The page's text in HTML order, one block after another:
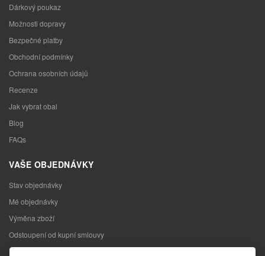
Dárkový poukaz
Možnosti dopravy
Bezpečné platby
Obchodní podmínky
Ochrana osobních údajů
Recenze
Jak vybrat obal
Blog
FAQs
VAŠE OBJEDNÁVKY
Stav objednávky
Mé objednávky
Výměna zboží
Odstoupení od kupní smlouvy
Reklamace